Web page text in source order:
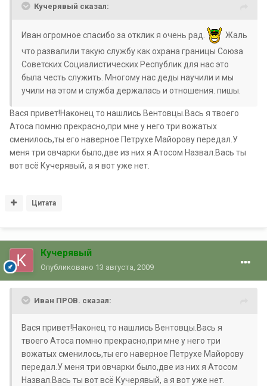
Кучерявый сказал:
Иван огромное спасибо за отклик я очень рад.
Жаль
что развалили такую службу как охрана границы Союза
Советских Социалистических Республик для нас это
была честь служить. Многому нас деды научили и мы
учили на этом и служба держалась и отношения. пишы.
Вася привет!Наконец то нашлись Вентовцы.Вась я твоего
Атоса помню прекрасно,при мне у него три вожатых
сменилось,ты его наверное Петрухе Майорову передал.У
меня три овчарки было,две из них я Атосом Назвал.Вась ты
вот всё Кучерявый, а я вот уже нет.
Цитата
Кучерявый
Опубликовано 13 августа, 2009
Иван ПРОВ. сказал:
Вася привет!Наконец то нашлись Вентовцы.Вась я
твоего Атоса помню прекрасно,при мне у него три
вожатых сменилось,ты его наверное Петрухе Майорову
передал.У меня три овчарки было,две из них я Атосом
Назвал.Вась ты вот всё Кучерявый, а я вот уже нет.